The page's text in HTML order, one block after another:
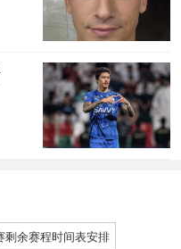
剩余赛程时间表安排